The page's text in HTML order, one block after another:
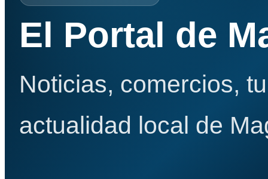
El Portal de
Noticias, comercios,
actualidad local de